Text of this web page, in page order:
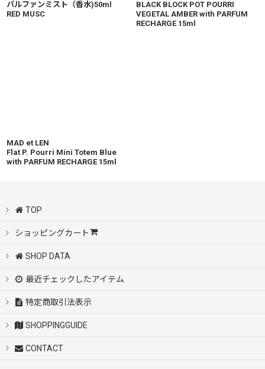
パルファンミスト（香水)50ml
RED MUSC
BLACK BLOCK POT POURRI
VEGETAL AMBER with PARFUM
RECHARGE 15ml
MAD et LEN
Flat P. Pourri Mini Totem Blue
with PARFUM RECHARGE 15ml
TOP
ショッピングカート
SHOP DATA
最近チェックしたアイテム
特定商取引法表示
SHOPPINGGUIDE
CONTACT